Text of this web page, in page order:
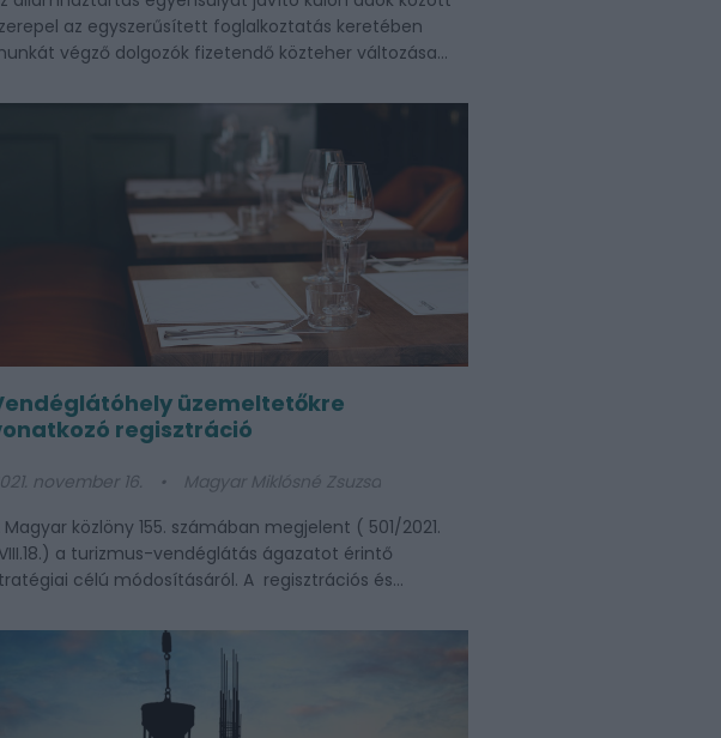
az egyszerűsített foglalkoztatás keretében
végző dolgozók fizetendő közteher változása...
üzemeltetőkre
regisztráció
november 16.
Magyar Miklósné Zsuzsa
Magyar közlöny 155. számában megjelent ( 501/2021.
a turizmus-vendéglátás ágazatot érintő
célú módosításáról. A regisztrációs és...